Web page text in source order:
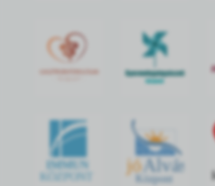
IMMUN
KÖZPONT
jó Alvás
Központ